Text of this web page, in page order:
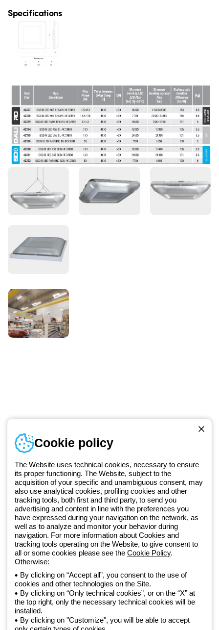
Specifications
Od 2025 roku firma Beghelli jest częścią Grupy GEWISS, działając w
ramach ekosystemu GEWISS LightZone, w którym tworzymy
zintegrowane rozwiązania oświetleniowe, przekształcające
złożoność w prostotę oraz wspierające profesjonalistów i
użytkowników w realizacji ich potrzeb.Dowiedz się więcej o GEWISS
Numer telefonu
Od poniedziałku do piątku w godzinach 8:00 do 16:00
+48 32 422 55 79
Polityka prywatności
Polityka cookies
Ogólne warunki sprzedaży
Wszystkie dokumenty
Deklaracja dostępności
Cookie policy
The Website uses technical cookies, necessary to ensure
its proper functioning. The Website, subject to the
acquisition of your specific and unambiguous consent, may
also use analytical cookies, profiling cookies and other
tracking tools, both first and third party, to send you
advertising and content in line with the preferences you
have expressed during your navigation on the network, as
well as to analyze and monitor your behavior during
navigation. For more information about Cookies and
tracking tools operating on the Website, to give consent to
all or some cookies please see the Cookie Policy.
Otherwise:
By clicking on “Accept all”, you consent to the use of
cookies and other technologies on the Site.
By clicking on “Only technical cookies”, or on the “X” at
the top right, only the necessary technical cookies will be
installed.
By clicking on "Customize", you will be able to accept